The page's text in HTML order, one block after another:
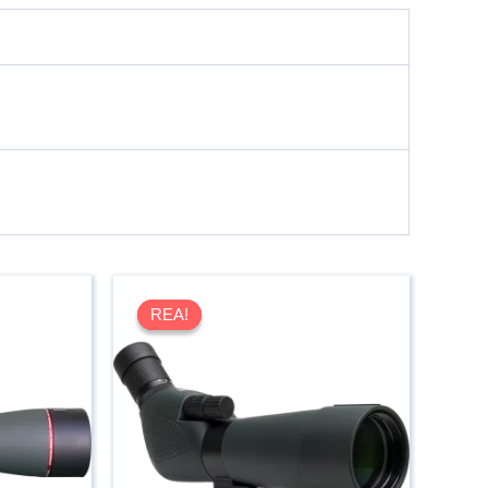
REA!
REA!